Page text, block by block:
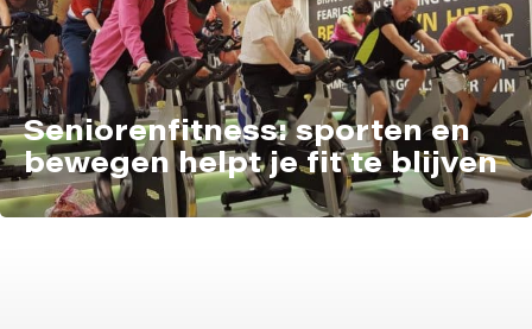
Seniorenfitness: sporten en
bewegen helpt je fit te blijven